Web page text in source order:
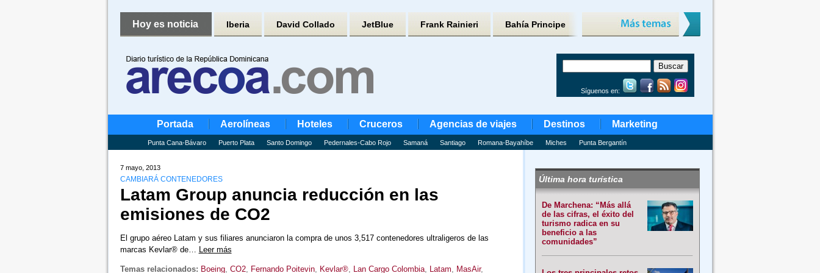
Hoy es noticia Iberia David Collado JetBlue Frank Rainieri Bahía Principe
Síguenos en:
Portada Aerolíneas Hoteles Cruceros Agencias de viajes Destinos Marketing
Punta Cana-Bávaro Puerto Plata Santo Domingo Pedernales-Cabo Rojo Samaná Santiago Romana-Bayahíbe Miches Punta Bergantín
7 mayo, 2013
CAMBIARÁ CONTENEDORES
Latam Group anuncia reducción en las
emisiones de CO2
El grupo aéreo Latam y sus filiares anunciaron la compra de unos 3,517 contenedores ultraligeros de las
marcas Kevlar® de… Leer más
Temas relacionados: Boeing, CO2, Fernando Poitevin, Kevlar®, Lan Cargo Colombia, Latam, MasAir,
Última hora turística
De Marchena: “Más allá
de las cifras, el éxito del
turismo radica en su
beneficio a las
comunidades”